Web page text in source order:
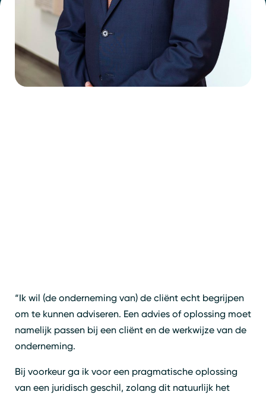
“Ik wil (de onderneming van) de cliënt echt begrijpen
om te kunnen adviseren. Een advies of oplossing moet
namelijk passen bij een cliënt en de werkwijze van de
onderneming.
Bij voorkeur ga ik voor een pragmatische oplossing
van een juridisch geschil, zolang dit natuurlijk het